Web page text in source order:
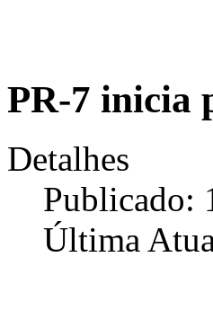
PR-7 inicia
Detalhes
Publicado:
Última